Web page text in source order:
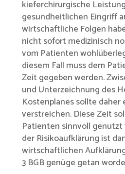
kieferchirurgische
gesundheitlichen Eingriff
wirtschaftliche Folgen
nicht sofort medizinisch
vom Patienten
diesem Fall muss dem
Zeit gegeben werden.
und Unterzeichnung des
Kostenplanes sollte daher
verstreichen. Diese Zeit
Patienten sinnvoll genutzt
der Risikoaufklärung ist
wirtschaftlichen
3 BGB genüge getan